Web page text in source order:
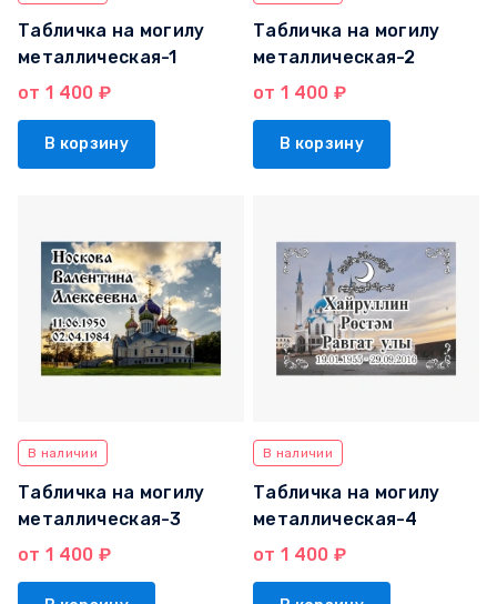
Табличка на могилу
металлическая-1
от 1 400 ₽
В корзину
Табличка на могилу
металлическая-2
от 1 400 ₽
В корзину
В наличии
Табличка на могилу
металлическая-3
от 1 400 ₽
В наличии
Табличка на могилу
металлическая-4
от 1 400 ₽